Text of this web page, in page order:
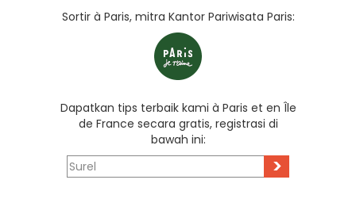
Sortir à Paris, mitra Kantor Pariwisata Paris:
Dapatkan tips terbaik kami à Paris et en Île
de France secara gratis, registrasi di
bawah ini:
>